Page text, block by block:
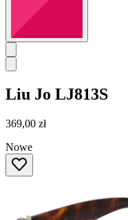
Liu Jo LJ813S
369,00 zł
Nowe